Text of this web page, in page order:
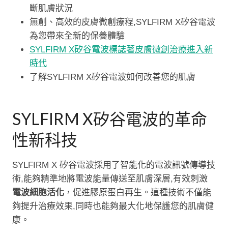
斷肌膚狀況
無創、高效的皮膚微創療程,SYLFIRM X矽谷電波
為您帶來全新的保養體驗
SYLFIRM X矽谷電波標誌著皮膚微創治療進入新
時代
了解SYLFIRM X矽谷電波如何改善您的肌膚
SYLFIRM X矽谷電波的革命
性新科技
SYLFIRM X 矽谷電波採用了智能化的電波訊號傳導技
術,能夠精準地將電波能量傳送至肌膚深層,有效刺激
電波細胞活化 ，促進膠原蛋白再生。這種技術不僅能
夠提升治療效果,同時也能夠最大化地保護您的肌膚健
康。